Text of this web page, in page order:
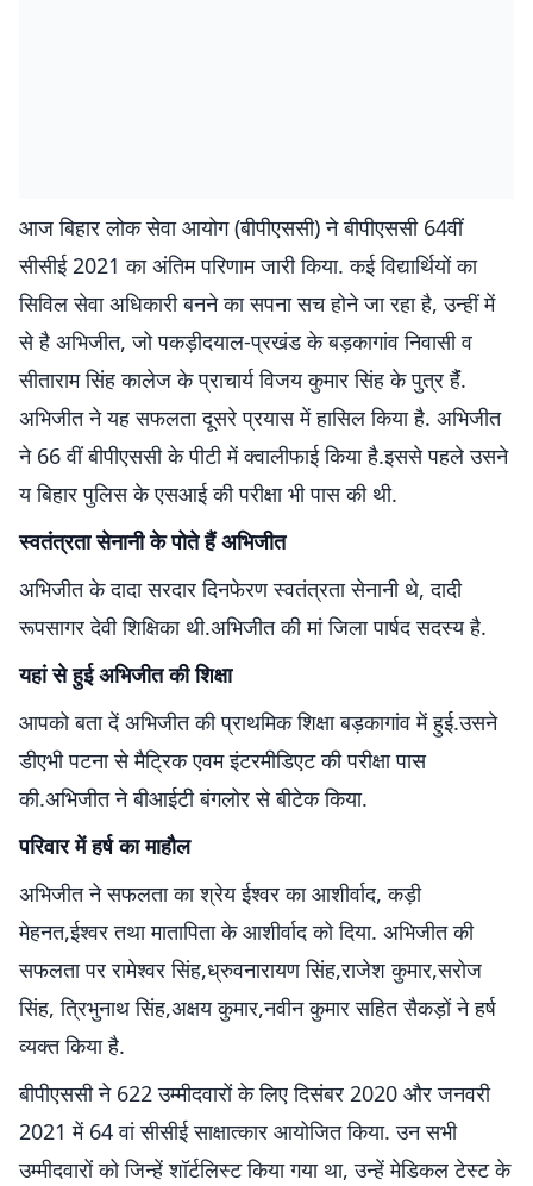
आज बिहार लोक सेवा आयोग (बीपीएससी) ने बीपीएससी 64वीं
सीसीई 2021 का अंतिम परिणाम जारी किया. कई विद्यार्थियों का
सिविल सेवा अधिकारी बनने का सपना सच होने जा रहा है, उन्हीं में
से है अभिजीत, जो पकड़ीदयाल-प्रखंड के बड़कागांव निवासी व
सीताराम सिंह कालेज के प्राचार्य विजय कुमार सिंह के पुत्र हैंं.
अभिजीत ने यह सफलता दूसरे प्रयास में हासिल किया है. अभिजीत
ने 66 वीं बीपीएससी के पीटी में क्वालीफाई किया है.इससे पहले उसने
य बिहार पुलिस के एसआई की परीक्षा भी पास की थी.
स्वतंत्रता सेनानी के पोते हैं अभिजीत
अभिजीत के दादा सरदार दिनफेरण स्वतंत्रता सेनानी थे, दादी
रूपसागर देवी शिक्षिका थी.अभिजीत की मां जिला पार्षद सदस्य है.
यहां से हुई अभिजीत की शिक्षा
आपको बता दें अभिजीत की प्राथमिक शिक्षा बड़कागांव में हुई.उसने
डीएभी पटना से मैट्रिक एवम इंटरमीडिएट की परीक्षा पास
की.अभिजीत ने बीआईटी बंगलोर से बीटेक किया.
परिवार में हर्ष का माहौल
अभिजीत ने सफलता का श्रेय ईश्वर का आशीर्वाद, कड़ी
मेहनत,ईश्वर तथा मातापिता के आशीर्वाद को दिया. अभिजीत की
सफलता पर रामेश्वर सिंह,ध्रुवनारायण सिंह,राजेश कुमार,सरोज
सिंह, त्रिभुनाथ सिंह,अक्षय कुमार,नवीन कुमार सहित सैकड़ों ने हर्ष
व्यक्त किया है.
बीपीएससी ने 622 उम्मीदवारों के लिए दिसंबर 2020 और जनवरी
2021 में 64 वां सीसीई साक्षात्कार आयोजित किया. उन सभी
उम्मीदवारों को जिन्हें शॉर्टलिस्ट किया गया था, उन्हें मेडिकल टेस्ट के